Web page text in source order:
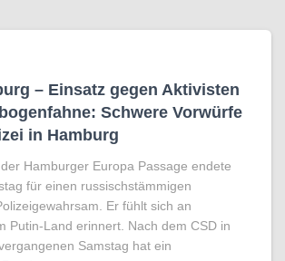
– Einsatz gegen Aktivisten
Schwere Vorwürfe
in Hamburg
Hamburger Europa Passage endete
für einen russischstämmigen
Er fühlt sich an
Putin-Land erinnert. Nach dem CSD in
Samstag hat ein